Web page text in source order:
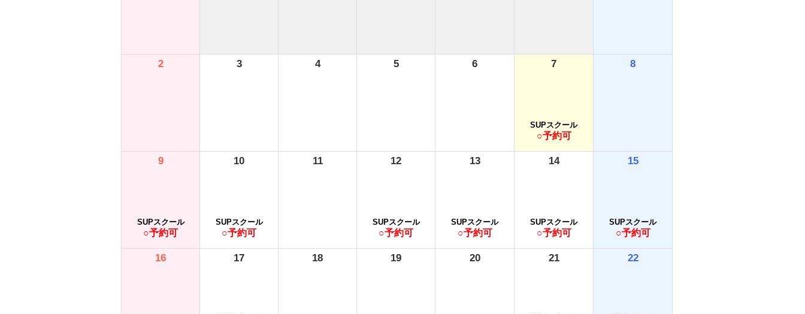
2 3 4 5 6 7
SUPスクール
○予約可
8
9
SUPスクール
○予約可
10
SUPスクール
○予約可
11 12
SUPスクール
○予約可
13
SUPスクール
○予約可
14
SUPスクール
○予約可
15
SUPスクール
○予約可
16 17 18 19 20 21 22